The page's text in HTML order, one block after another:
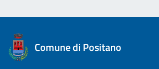
logo Unione Europea
Comune di Positano